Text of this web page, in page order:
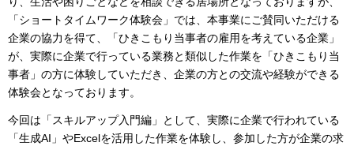
「ショートタイムワーク体験会」では、本事業にご賛同いただける
企業の協力を得て、「ひきこもり当事者の雇用を考えている企業」
が、実際に企業で行っている業務と類似した作業を「ひきこもり当
事者」の方に体験していただき、企業の方との交流や経験ができる
体験会となっております。
今回は「スキルアップ入門編」として、実際に企業で行われている
「生成AI」やExcelを活用した作業を体験し、参加した方が企業の求